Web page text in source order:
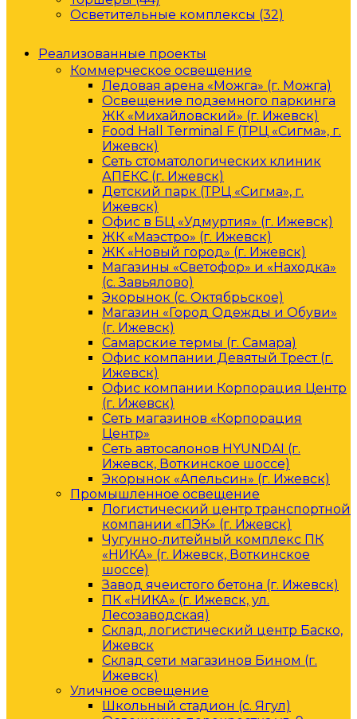
Осветительные комплексы (32)
Реализованные проекты
Коммерческое освещение
Ледовая арена «Можга» (г. Можга)
Освещение подземного паркинга
ЖК «Михайловский» (г. Ижевск)
Food Hall Terminal F (ТРЦ «Сигма», г.
Ижевск)
Сеть стоматологических клиник
АПЕКС (г. Ижевск)
Детский парк (ТРЦ «Сигма», г.
Ижевск)
Офис в БЦ «Удмуртия» (г. Ижевск)
ЖК «Маэстро» (г. Ижевск)
ЖК «Новый город» (г. Ижевск)
Магазины «Светофор» и «Находка»
(с. Завьялово)
Экорынок (с. Октябрьское)
Магазин «Город Одежды и Обуви»
(г. Ижевск)
Самарские термы (г. Самара)
Офис компании Девятый Трест (г.
Ижевск)
Офис компании Корпорация Центр
(г. Ижевск)
Сеть магазинов «Корпорация
Центр»
Сеть автосалонов HYUNDAI (г.
Ижевск, Воткинское шоссе)
Экорынок «Апельсин» (г. Ижевск)
Промышленное освещение
Логистический центр транспортной
компании «ПЭК» (г. Ижевск)
Чугунно-литейный комплекс ПК
«НИКА» (г. Ижевск, Воткинское
шоссе)
Завод ячеистого бетона (г. Ижевск)
ПК «НИКА» (г. Ижевск, ул.
Лесозаводская)
Склад, логистический центр Баско,
Ижевск
Склад сети магазинов Бином (г.
Ижевск)
Уличное освещение
Школьный стадион (с. Ягул)